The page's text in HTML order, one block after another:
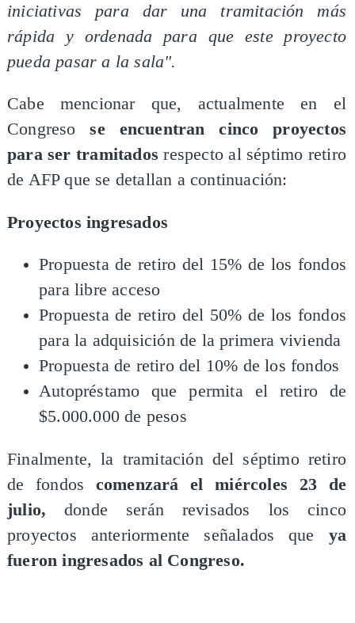
iniciativas para dar una tramitación más
rápida y ordenada para que este proyecto
pueda pasar a la sala".
Cabe mencionar que, actualmente en el
Congresose encuentran cinco proyectos
para ser tramitados respecto al séptimo retiro
de AFP que se detallan a continuación:
Proyectos ingresados
Propuesta de retiro del 15% de los fondos
para libre acceso
Propuesta de retiro del 50% de los fondos
para la adquisición de la primera vivienda
Propuesta de retiro del 10% de los fondos
Autopréstamo que permita el retiro de
$5.000.000 de pesos
Finalmente, la tramitación del séptimo retiro
de fondos comenzará el miércoles 23 de
julio, donde serán revisados los cinco
proyectos anteriormente señalados que ya
fueron ingresados al Congreso.